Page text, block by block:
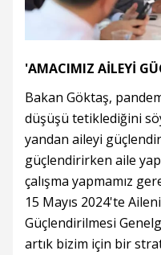
'AMACIMIZ AİLEYİ
Bakan Göktaş,
düşüşü tetiklediğini
yandan aileyi
güçlendirirken aile
çalışma yapmamız
15 Mayıs 2024'te
Güçlendirilmesi
artık bizim için bir